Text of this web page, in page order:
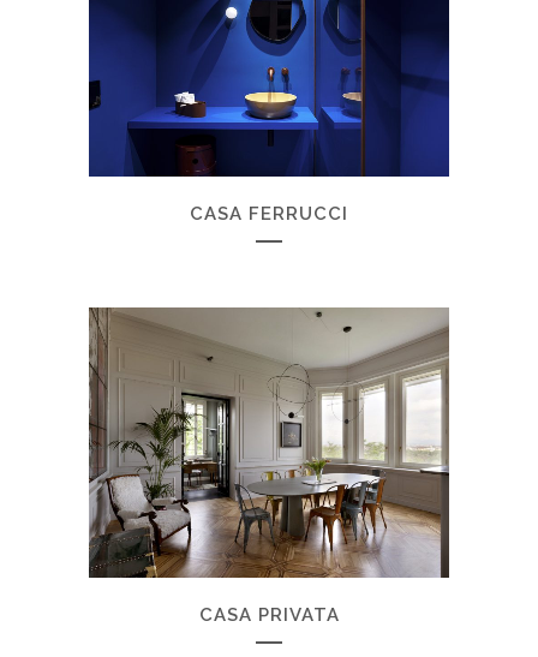
CASA FERRUCCI
CASA PRIVATA